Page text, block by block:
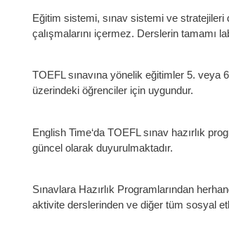
Eğitim sistemi, sınav sistemi ve
çalışmalarını içermez. Derslerin tamamı
TOEFL sınavına yönelik eğitimler 5.
üzerindeki öğrenciler için uygundur.
English Time‘da TOEFL sınav hazırlık
güncel olarak duyurulmaktadır.
Sınavlara Hazırlık Programlarından
aktivite derslerinden ve diğer tüm sosyal